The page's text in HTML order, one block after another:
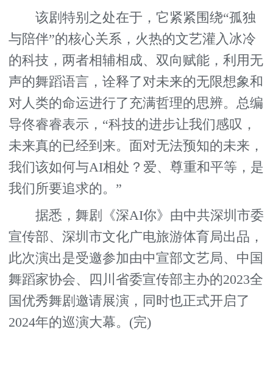
该剧特别之处在于，它紧紧围绕“孤独
与陪伴”的核心关系，火热的文艺灌入冰冷
的科技，两者相辅相成、双向赋能，利用无
声的舞蹈语言，诠释了对未来的无限想象和
对人类的命运进行了充满哲理的思辨。总编
导佟睿睿表示，“科技的进步让我们感叹，
未来真的已经到来。面对无法预知的未来，
我们该如何与AI相处？爱、尊重和平等，是
我们所要追求的。”
据悉，舞剧《深AI你》由中共深圳市委
宣传部、深圳市文化广电旅游体育局出品，
此次演出是受邀参加由中宣部文艺局、中国
舞蹈家协会、四川省委宣传部主办的2023全
国优秀舞剧邀请展演，同时也正式开启了
2024年的巡演大幕。(完)